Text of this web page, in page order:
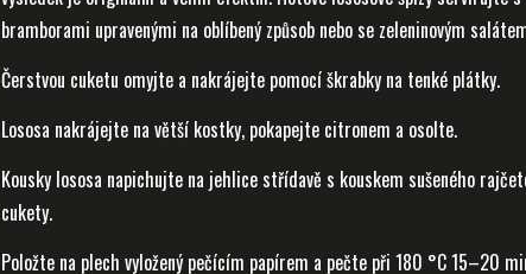
bramborami upravenými na oblíbený způsob nebo se zeleninovým
Čerstvou cuketu omyjte a nakrájejte pomocí škrabky na tenké plátky.
Lososa nakrájejte na větší kostky, pokapejte citronem a osolte.
Kousky lososa napichujte na jehlice střídavě s kouskem sušeného
cukety.
Položte na plech vyložený pečícím papírem a pečte při 180 °C 15–20